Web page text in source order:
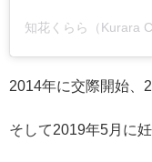
2014年に交際開始、
そして2019年5月に